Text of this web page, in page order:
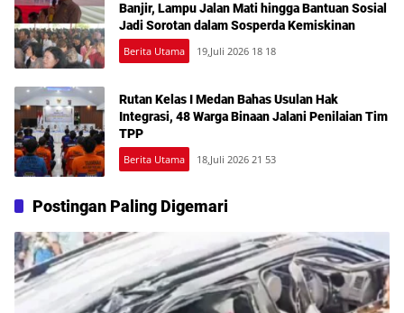
Banjir, Lampu Jalan Mati hingga Bantuan Sosial
Jadi Sorotan dalam Sosperda Kemiskinan
Berita Utama 19,Juli 2026 18 18
Rutan Kelas I Medan Bahas Usulan Hak
Integrasi, 48 Warga Binaan Jalani Penilaian Tim
TPP
Berita Utama 18,Juli 2026 21 53
Postingan Paling Digemari